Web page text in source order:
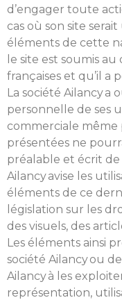
d’engager toute
cas où son site
éléments de cette
le site est soumis
françaises et qu’il a
La société Ailancy a
personnelle de ses
commerciale même
présentées ne
préalable et écrit de
Ailancy avise les
éléments de ce
législation sur les
des visuels, des
Les éléments ainsi
société Ailancy ou
Ailancy à les
représentation,